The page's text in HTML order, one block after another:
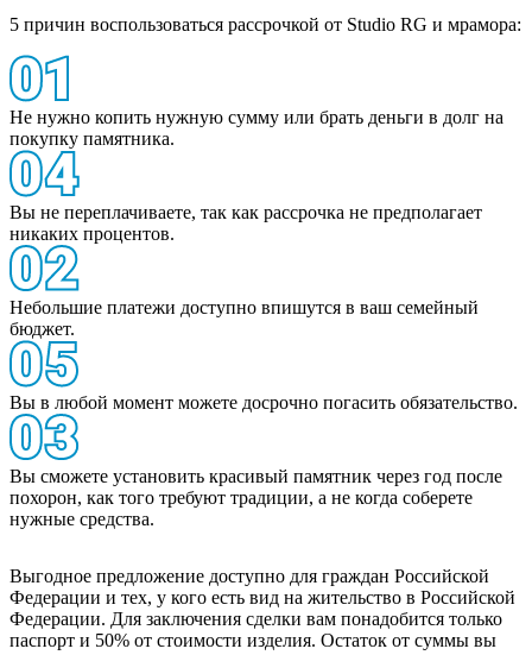
5 причин воспользоваться рассрочкой от Studio RG и мрамора:
Не нужно копить нужную сумму или брать деньги в долг на
покупку памятника.
Вы не переплачиваете, так как рассрочка не предполагает
никаких процентов.
Небольшие платежи доступно впишутся в ваш семейный
бюджет.
Вы в любой момент можете досрочно погасить обязательство.
Вы сможете установить красивый памятник через год после
похорон, как того требуют традиции, а не когда соберете
нужные средства.
Выгодное предложение доступно для граждан Российской
Федерации и тех, у кого есть вид на жительство в Российской
Федерации. Для заключения сделки вам понадобится только
паспорт и 50% от стоимости изделия. Остаток от суммы вы